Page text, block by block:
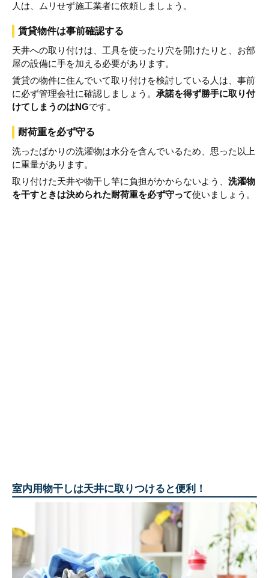
人は、ムリせず施工業者に依頼しましょう。
賃貸物件は事前確認する
天井への取り付けは、工具を使ったり穴を開けたりと、お部
屋の設備に手を加える必要があります。
賃貸の物件に住んでいて取り付けを検討している人は、事前
に必ず管理会社に確認しましょう。 承諾を得ず勝手に取り付
けてしまうのはNGです。
耐荷重を必ず守る
洗ったばかりの洗濯物は水分を含んでいるため、思った以上
に重量があります。
取り付けた天井や物干し竿に負担がかからないよう、 洗濯物
を干すときは決められた耐荷重を必ず守って使いましょう。
室内用物干しは天井に取りつけると便利！